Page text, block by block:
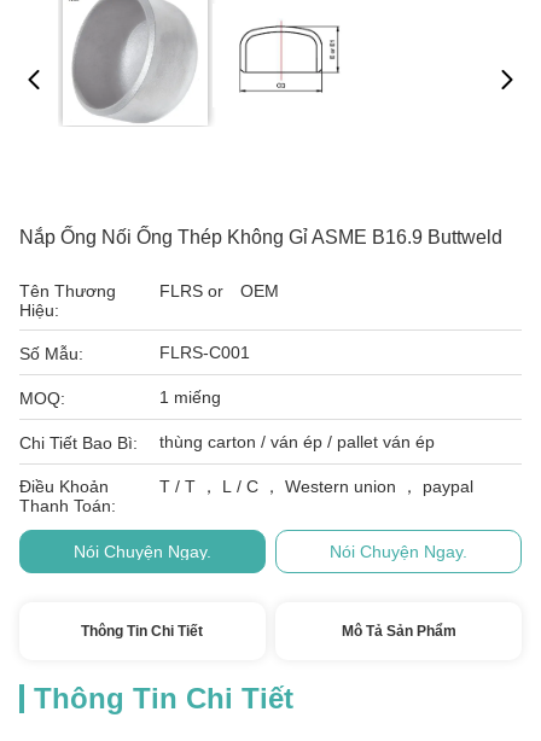
Nắp Ống Nối Ống Thép Không Gỉ ASME B16.9 Buttweld
Tên Thương
Hiệu:
FLRS or OEM
Số Mẫu: FLRS-C001
MOQ: 1 miếng
Chi Tiết Bao Bì: thùng carton / ván ép / pallet ván ép
Điều Khoản
Thanh Toán:
T / T ， L / C ， Western union ， paypal
Nói Chuyện Ngay. Nói Chuyện Ngay.
Thông Tin Chi Tiết Mô Tả Sản Phẩm
Thông Tin Chi Tiết